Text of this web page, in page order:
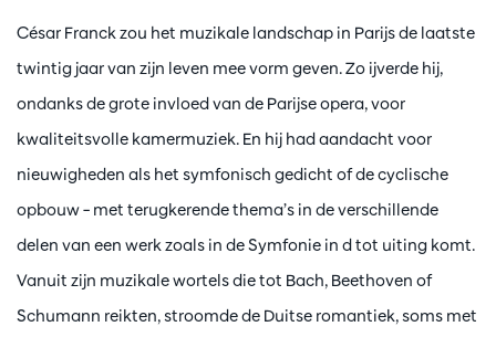
César Franck zou het muzikale landschap in Parijs de laatste
twintig jaar van zijn leven mee vorm geven. Zo ijverde hij,
ondanks de grote invloed van de Parijse opera, voor
kwaliteitsvolle kamermuziek. En hij had aandacht voor
nieuwigheden als het symfonisch gedicht of de cyclische
opbouw – met terugkerende thema’s in de verschillende
delen van een werk zoals in de Symfonie in d tot uiting komt.
Vanuit zijn muzikale wortels die tot Bach, Beethoven of
Schumann reikten, stroomde de Duitse romantiek, soms met